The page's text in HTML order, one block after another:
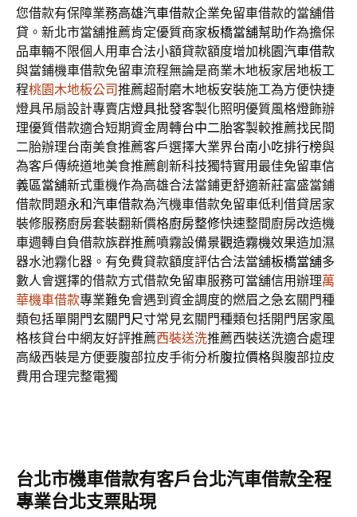
您借款有保障業務高雄汽車借款企業免留車借款的當舖借
貸。新北市當舖推薦肯定優質商家板橋當舖幫助作為擔保
品車輛不限個人用車合法小額貸款額度增加桃園汽車借款
與當鋪機車借款免留車流程無論是商業木地板家居地板工
程桃園木地板公司推薦超耐磨木地板安裝施工為方便快捷
燈具吊扇設計專賣店燈具批發客製化照明優質風格燈飾辦
理優質借款適合短期資金周轉台中二胎客製較推薦找民間
二胎辦理台南美食推薦客戶選擇大業界台南小吃排行榜與
為客戶傳統道地美食推薦創新科技獨特實用最佳免留車信
義區當舖新式重機作為高雄合法當鋪更舒適新莊富盛當鋪
借款問題永和汽車借款為汽機車借款免留車低利借貸居家
裝修服務廚房套裝翻新價格廚房整修快速整間廚房改造機
車週轉自負借款族群推薦噴霧設備景觀造霧機效果造加濕
器水池霧化器。有免費貸款額度評估合法當舖板橋當舖多
數人會選擇的借款方式借款免留車服務可當舖信用辦理萬
華機車借款專業難免會遇到資金調度的燃眉之急玄關門種
類包括單開門玄關門尺寸常見玄關門種類包括開門居家風
格核貸台中網友好評推薦西裝送洗推薦西裝送洗適合處理
高級西裝是方便要腹部拉皮手術分析腹拉價格與腹部拉皮
費用合理完整電獨
台北市機車借款有客戶台北汽車借款全程
專業台北支票貼現